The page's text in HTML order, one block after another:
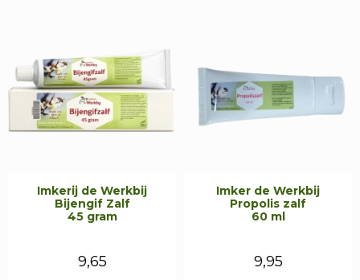
Imkerij de Werkbij
Bijengif Zalf
45 gram
9,65
Imker de Werkbij
Propolis zalf
60 ml
9,95